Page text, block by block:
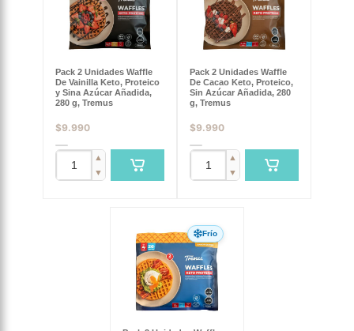
Pack 2 Unidades Waffle
De Vainilla Keto, Proteico
y Sina Azúcar Añadida,
280 g, Tremus
$9.990
▲
▼
Pack 2 Unidades Waffle
De Cacao Keto, Proteico,
Sin Azúcar Añadida, 280
g, Tremus
$9.990
▲
▼
Frío